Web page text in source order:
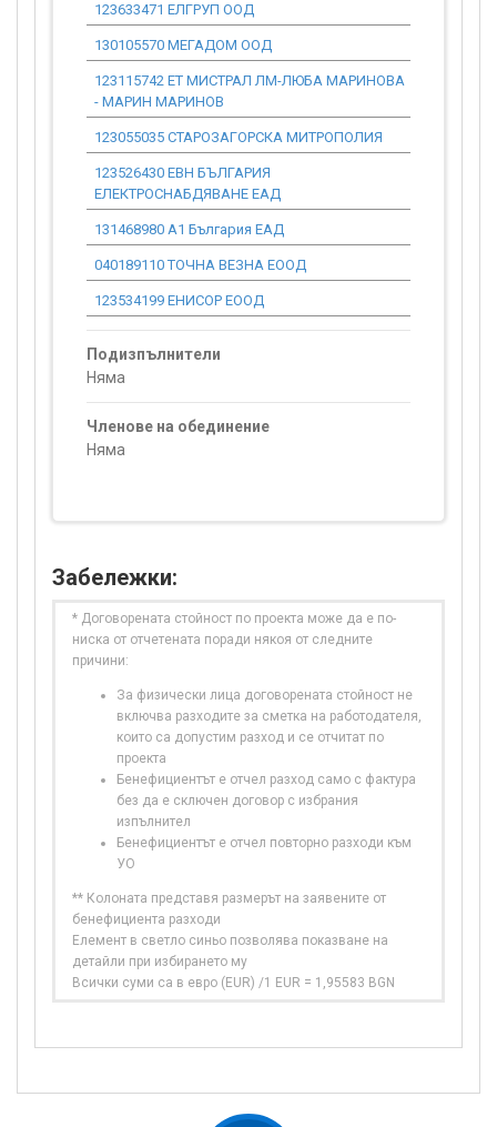
123633471 ЕЛГРУП ООД
130105570 МЕГАДОМ ООД
123115742 ЕТ МИСТРАЛ ЛМ-ЛЮБА МАРИНОВА
- МАРИН МАРИНОВ
123055035 СТАРОЗАГОРСКА МИТРОПОЛИЯ
123526430 ЕВН БЪЛГАРИЯ
ЕЛЕКТРОСНАБДЯВАНЕ ЕАД
131468980 А1 България ЕАД
040189110 ТОЧНА ВЕЗНА ЕООД
123534199 ЕНИСОР ЕООД
Подизпълнители
Няма
Членове на обединение
Няма
Забележки:
* Договорената стойност по проекта може да е по-
ниска от отчетената поради някоя от следните
причини:
За физически лица договорената стойност не
включва разходите за сметка на работодателя,
които са допустим разход и се отчитат по
проекта
Бенефициентът е отчел разход само с фактура
без да е сключен договор с избрания
изпълнител
Бенефициентът е отчел повторно разходи към
УО
** Колоната представя размерът на заявените от
бенефициента разходи
Елемент в светло синьо позволява показване на
детайли при избирането му
Всички суми са в евро (EUR) /1 EUR = 1,95583 BGN